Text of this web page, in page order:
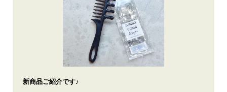
新商品ご紹介です♪